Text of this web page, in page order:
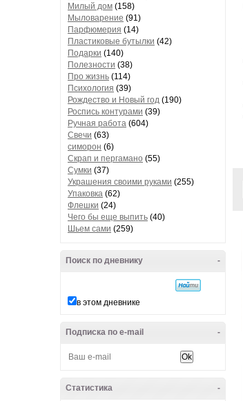
Милый дом (158)
Мыловарение (91)
Парфюмерия (14)
Пластиковые бутылки (42)
Подарки (140)
Полезности (38)
Про жизнь (114)
Психология (39)
Рождество и Новый год (190)
Роспись контурами (39)
Ручная работа (604)
Свечи (63)
симорон (6)
Скрап и пергамано (55)
Сумки (37)
Украшения своими руками (255)
Упаковка (62)
Флешки (24)
Чего бы еще выпить (40)
Шьем сами (259)
-
Поиск по дневнику
в этом дневнике
-
Подписка по e-mail
-
Статистика